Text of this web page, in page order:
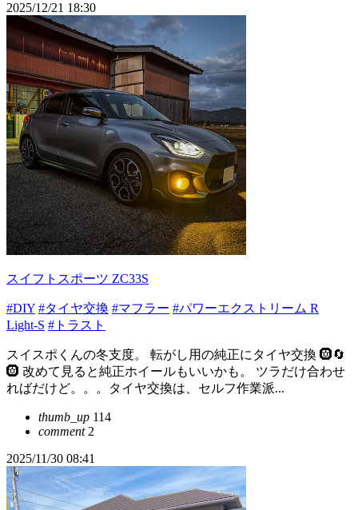
2025/12/21 18:30
スイフトスポーツ ZC33S
#DIY #タイヤ交換 #マフラー #パワーエクストリーム R
Light-S #トラスト
スイスポくんの冬支度。 転がし用の純正にタイヤ交換 🛞🔄
🛞 改めて見ると純正ホイールもいいかも。 ツラだけ合わせ
ればだけど。。。タイヤ交換は、セルフ作業派...
thumb_up 114
comment2
2025/11/30 08:41